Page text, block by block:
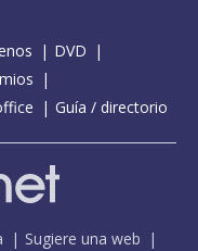
DVD
Guía / directorio
Sugiere una web